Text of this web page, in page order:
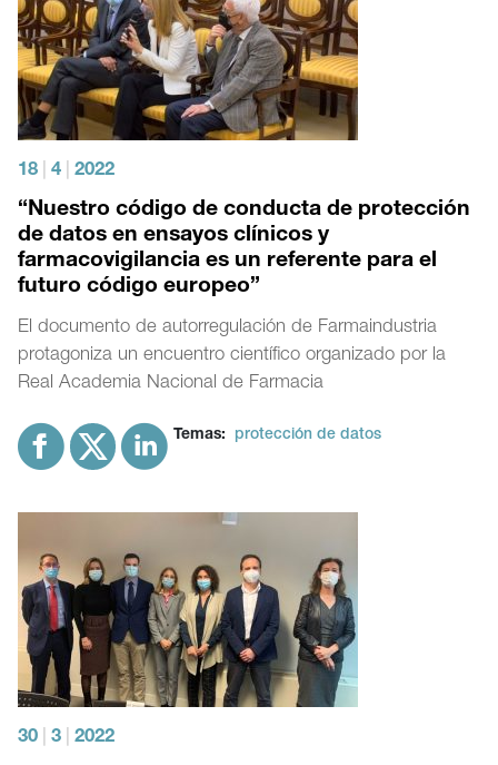
18 4 2022
“Nuestro código de conducta de protección
de datos en ensayos clínicos y
farmacovigilancia es un referente para el
futuro código europeo”
El documento de autorregulación de Farmaindustria
protagoniza un encuentro científico organizado por la
Real Academia Nacional de Farmacia
Temas: protección de datos
30 3 2022